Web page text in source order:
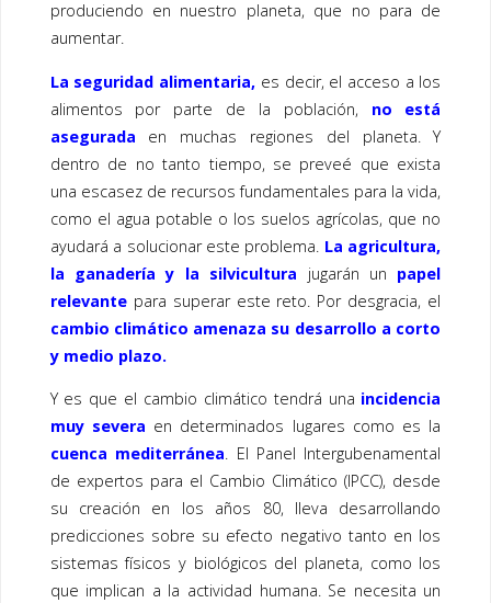
produciendo en nuestro planeta, que no para de
aumentar.
La seguridad alimentaria, es decir, el acceso a los
alimentos por parte de la población, no está
asegurada en muchas regiones del planeta. Y
dentro de no tanto tiempo, se preveé que exista
una escasez de recursos fundamentales para la vida,
como el agua potable o los suelos agrícolas, que no
ayudará a solucionar este problema. La agricultura,
la ganadería y la silvicultura jugarán un papel
relevantepara superar este reto. Por desgracia, el
cambio climático amenaza su desarrollo a corto
y medio plazo.
Y es que el cambio climático tendrá una incidencia
muy severa en determinados lugares como es la
cuenca mediterránea. El Panel Intergubenamental
de expertos para el Cambio Climático (IPCC), desde
su creación en los años 80, lleva desarrollando
predicciones sobre su efecto negativo tanto en los
sistemas físicos y biológicos del planeta, como los
que implican a la actividad humana. Se necesita un